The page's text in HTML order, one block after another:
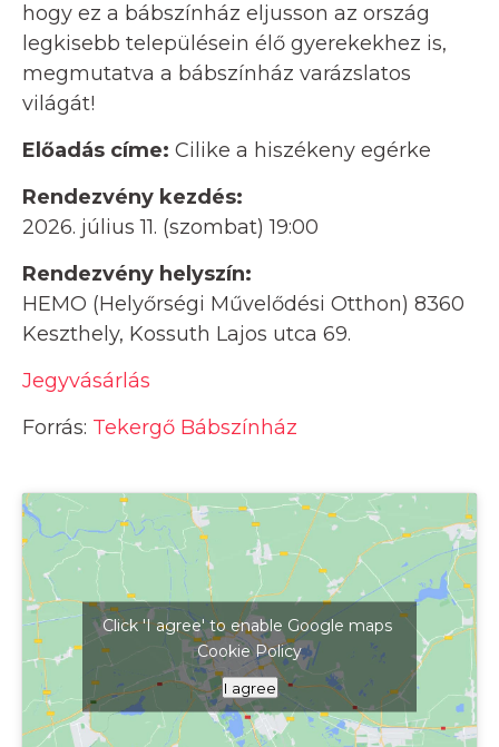
hogy ez a bábszínház eljusson az ország
legkisebb településein élő gyerekekhez is,
megmutatva a bábszínház varázslatos
világát!
Előadás címe: Cilike a hiszékeny egérke
Rendezvény kezdés:
2026. július 11. (szombat) 19:00
Rendezvény helyszín:
HEMO (Helyőrségi Művelődési Otthon) 8360
Keszthely, Kossuth Lajos utca 69.
Jegyvásárlás
Forrás: Tekergő Bábszínház
Kattints ide a térkép megjelenítéséhez
Click 'I agree' to enable Google maps
Cookie Policy
I agree